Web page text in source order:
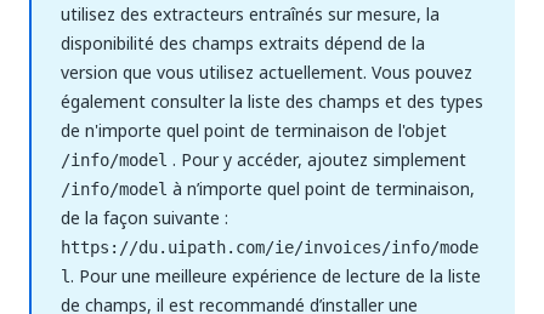
utilisez des extracteurs entraînés sur mesure, la
disponibilité des champs extraits dépend de la
version que vous utilisez actuellement. Vous pouvez
également consulter la liste des champs et des types
de n'importe quel point de terminaison de l'objet
/info/model . Pour y accéder, ajoutez simplement
/info/model à n’importe quel point de terminaison,
de la façon suivante :
https://du.uipath.com/ie/invoices/info/mode
l. Pour une meilleure expérience de lecture de la liste
de champs, il est recommandé d’installer une